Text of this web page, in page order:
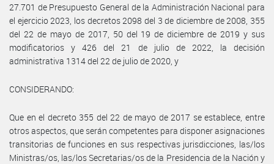
27.701 de Presupuesto General de la Administración Nacional para
el ejercicio 2023, los decretos 2098 del 3 de diciembre de 2008, 355
del 22 de mayo de 2017, 50 del 19 de diciembre de 2019 y sus
modificatorios y 426 del 21 de julio de 2022, la decisión
administrativa 1314 del 22 de julio de 2020, y
CONSIDERANDO:
Que en el decreto 355 del 22 de mayo de 2017 se establece, entre
otros aspectos, que serán competentes para disponer asignaciones
transitorias de funciones en sus respectivas jurisdicciones, las/los
Ministras/os, las/los Secretarias/os de la Presidencia de la Nación y